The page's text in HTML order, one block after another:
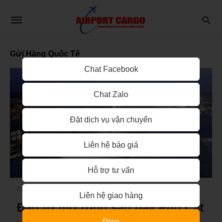
Gửi Hàng Quốc Tế
CHUYỂN PHÁT NHANH QUỐC TẾ
Đầu tư mở rộng sân bay Phù Cát
Chat Facebook
Chat Zalo
Đặt dịch vụ vận chuyển
Liên hệ báo giá
Hỗ trợ tư vấn
Liên hệ giao hàng